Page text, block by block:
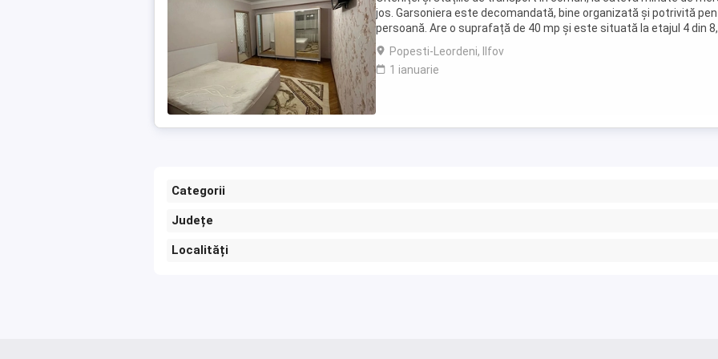
jos. Garsoniera este decomandată, bine organizată și potrivită
persoană. Are o suprafață de 40 mp și este situată la etajul 4 din 8,
dispunând de bucătărie ...
Popesti-Leordeni, Ilfov
1 ianuarie
Categorii
Județe
Localități